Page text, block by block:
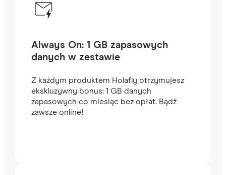
Always On: 1 GB zapasowych
danych w zestawie
Z każdym produktem Holafly otrzymujesz
ekskluzywny bonus: 1 GB danych
zapasowych co miesiąc bez opłat. Bądź
zawsze online!